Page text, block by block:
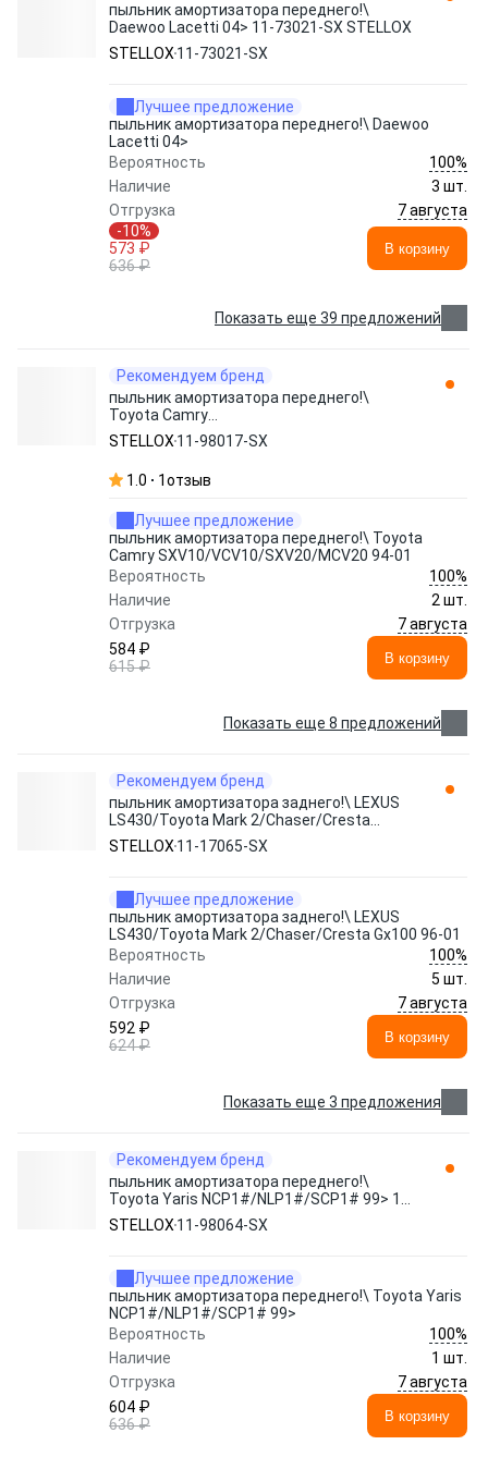
пыльник амортизатора переднего!\
Daewoo Lacetti 04> 11-73021-SX STELLOX
STELLOX 11-73021-SX
Лучшее предложение
пыльник амортизатора переднего!\ Daewoo
Lacetti 04>
Вероятность
100%
Наличие
3 шт.
Отгрузка
7 августа
-10%
573 ₽
636 ₽
В корзину
Показать еще 39 предложений
Рекомендуем бренд
пыльник амортизатора переднего!\
Toyota Camry
SXV10/VCV10/SXV20/MCV20 94-01 11-
98017-SX STELLOX
STELLOX 11-98017-SX
1.0 1отзыв
Лучшее предложение
пыльник амортизатора переднего!\ Toyota
Camry SXV10/VCV10/SXV20/MCV20 94-01
Вероятность
100%
Наличие
2 шт.
Отгрузка
7 августа
584 ₽
615 ₽
В корзину
Показать еще 8 предложений
Рекомендуем бренд
пыльник амортизатора заднего!\ LEXUS
LS430/Toyota Mark 2/Chaser/Cresta
Gx100 96-01 11-17065-SX STELLOX
STELLOX 11-17065-SX
Лучшее предложение
пыльник амортизатора заднего!\ LEXUS
LS430/Toyota Mark 2/Chaser/Cresta Gx100 96-01
Вероятность
100%
Наличие
5 шт.
Отгрузка
7 августа
592 ₽
624 ₽
В корзину
Показать еще 3 предложения
Рекомендуем бренд
пыльник амортизатора переднего!\
Toyota Yaris NCP1#/NLP1#/SCP1# 99> 11-
98064-SX STELLOX
STELLOX 11-98064-SX
Лучшее предложение
пыльник амортизатора переднего!\ Toyota Yaris
NCP1#/NLP1#/SCP1# 99>
Вероятность
100%
Наличие
1 шт.
Отгрузка
7 августа
604 ₽
636 ₽
В корзину